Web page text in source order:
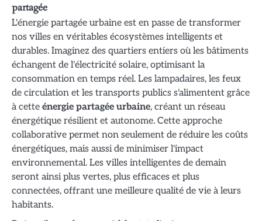
partagée
L'énergie partagée urbaine est en passe de transformer
nos villes en véritables écosystèmes intelligents et
durables. Imaginez des quartiers entiers où les bâtiments
échangent de l'électricité solaire, optimisant la
consommation en temps réel. Les lampadaires, les feux
de circulation et les transports publics s'alimentent grâce
à cette énergie partagée urbaine, créant un réseau
énergétique résilient et autonome. Cette approche
collaborative permet non seulement de réduire les coûts
énergétiques, mais aussi de minimiser l'impact
environnemental. Les villes intelligentes de demain
seront ainsi plus vertes, plus efficaces et plus
connectées, offrant une meilleure qualité de vie à leurs
habitants.